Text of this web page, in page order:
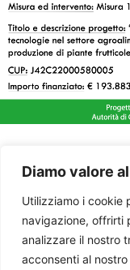
Diamo valore
Utilizziamo i cookie
navigazione, offrirti
analizzare il nostro
acconsenti al